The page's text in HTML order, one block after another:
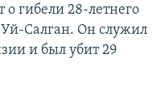
о гибели 28-летнего
Уй-Салган. Он служил
и был убит 29